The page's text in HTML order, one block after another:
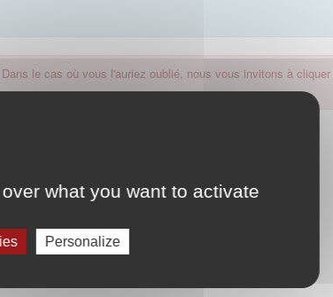
what you want to activate
Personalize
le cas où vous l'auriez oublié, nous vous invitons à
oublié ?